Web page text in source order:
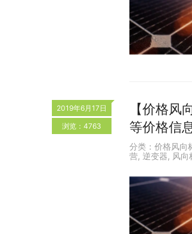
2019年6月17日
浏览：4763
【价格风
等价格信
分类： 价格风向
营, 逆变器, 风向